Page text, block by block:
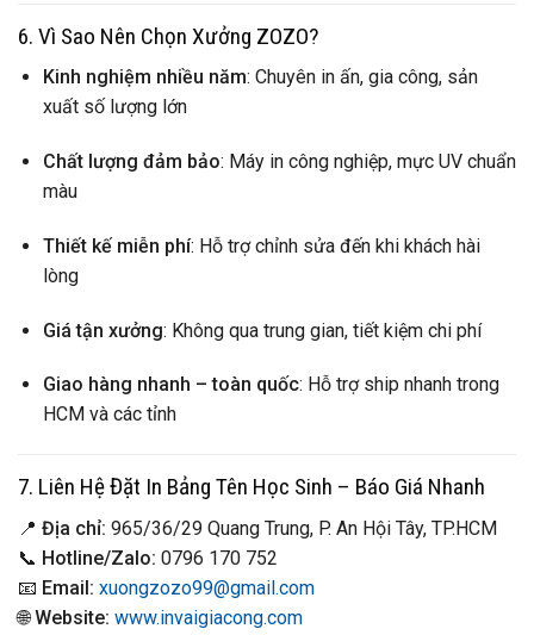
6. Vì Sao Nên Chọn Xưởng ZOZO?
Kinh nghiệm nhiều năm: Chuyên in ấn, gia công, sản
xuất số lượng lớn
Chất lượng đảm bảo: Máy in công nghiệp, mực UV chuẩn
màu
Thiết kế miễn phí: Hỗ trợ chỉnh sửa đến khi khách hài
lòng
Giá tận xưởng: Không qua trung gian, tiết kiệm chi phí
Giao hàng nhanh – toàn quốc: Hỗ trợ ship nhanh trong
HCM và các tỉnh
7. Liên Hệ Đặt In Bảng Tên Học Sinh – Báo Giá Nhanh
📍 Địa chỉ: 965/36/29 Quang Trung, P. An Hội Tây, TP.HCM
📞 Hotline/Zalo: 0796 170 752
📧 Email: xuongzozo99@gmail.com
🌐Website: www.invaigiacong.com